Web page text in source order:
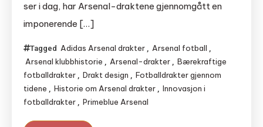
ser i dag, har Arsenal-draktene gjennomgått en
imponerende […]
Tagged Adidas Arsenal drakter , Arsenal fotball ,
Arsenal klubbhistorie , Arsenal-drakter , Bærekraftige
fotballdrakter , Drakt design , Fotballdrakter gjennom
tidene , Historie om Arsenal drakter , Innovasjon i
fotballdrakter , Primeblue Arsenal